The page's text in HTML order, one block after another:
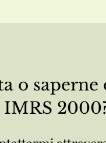
o saperne
IMRS 2000